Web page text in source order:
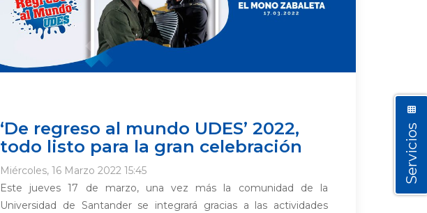
‘De regreso al mundo UDES’ 2022,
todo listo para la gran celebración
Miércoles, 16 Marzo 2022 15:45
Este jueves 17 de marzo, una vez más la comunidad de la
Universidad de Santander se integrará gracias a las actividades
Servicios